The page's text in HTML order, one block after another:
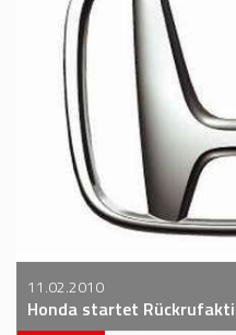
11.02.2010
Honda startet